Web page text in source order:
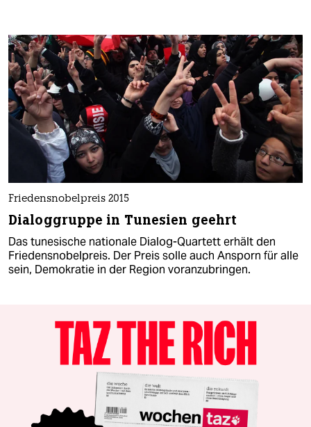
Friedensnobelpreis 2015
Dialoggruppe in Tunesien geehrt
Das tunesische nationale Dialog-Quartett erhält den
Friedensnobelpreis. Der Preis solle auch Ansporn für alle
sein, Demokratie in der Region voranzubringen.